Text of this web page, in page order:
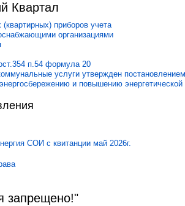
Квартал
приборов учета
организациями
п.54 формула 20
услуги утвержден
и повышению
СОИ с квитанции май 2026г.
запрещено!"